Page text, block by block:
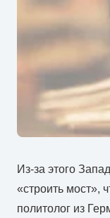
Из-за этого
«строить мост»,
политолог из